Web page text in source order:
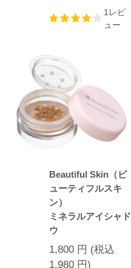
1レビ
ュー
Beautiful Skin（ビ
ューティフルスキ
ン）
ミネラルアイシャド
ウ
1,800 円 (税込
1,980 円)